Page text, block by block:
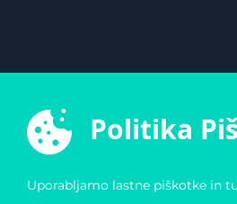
Politika
Uporabljamo lastne piškotke in